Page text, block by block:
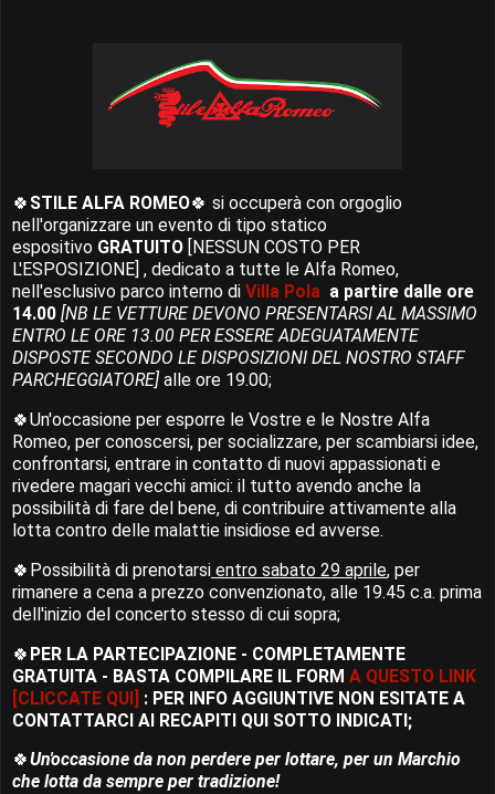
🍀 STILE ALFA ROMEO🍀 si occuperà con orgoglio
nell'organizzare un evento di tipo statico
espositivo GRATUITO [NESSUN COSTO PER
L'ESPOSIZIONE] , dedicato a tutte le Alfa Romeo,
nell'esclusivo parco interno di Villa Pola a partire dalle ore
14.00 [NB LE VETTURE DEVONO PRESENTARSI AL MASSIMO
ENTRO LE ORE 13.00 PER ESSERE ADEGUATAMENTE
DISPOSTE SECONDO LE DISPOSIZIONI DEL NOSTRO STAFF
PARCHEGGIATORE] alle ore 19.00;
🍀Un'occasione per esporre le Vostre e le Nostre Alfa
Romeo, per conoscersi, per socializzare, per scambiarsi idee,
confrontarsi, entrare in contatto di nuovi appassionati e
rivedere magari vecchi amici: il tutto avendo anche la
possibilità di fare del bene, di contribuire attivamente alla
lotta contro delle malattie insidiose ed avverse.
🍀Possibilità di prenotarsi entro sabato 29 aprile, per
rimanere a cena a prezzo convenzionato, alle 19.45 c.a. prima
dell'inizio del concerto stesso di cui sopra;
🍀 PER LA PARTECIPAZIONE - COMPLETAMENTE
GRATUITA - BASTA COMPILARE IL FORM A QUESTO LINK
[CLICCATE QUI] : PER INFO AGGIUNTIVE NON ESITATE A
CONTATTARCI AI RECAPITI QUI SOTTO INDICATI;
🍀Un'occasione da non perdere per lottare, per un Marchio
che lotta da sempre per tradizione!